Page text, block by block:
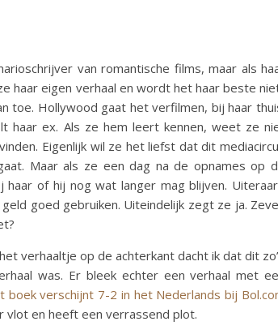
van romantische films, maar als
haar eigen verhaal en wordt het haar beste
toe. Hollywood gaat het verfilmen, bij haar
haar ex. Als ze hem leert kennen, weet ze
Eigenlijk wil ze het liefst dat dit
Maar als ze een dag na de opnames op
haar of hij nog wat langer mag blijven.
goed gebruiken. Uiteindelijk zegt ze ja.
verhaaltje op de achterkant dacht ik dat dit
was. Er bleek echter een verhaal met
boek verschijnt 7-2 in het Nederlands bij
vlot en heeft een verrassend plot.